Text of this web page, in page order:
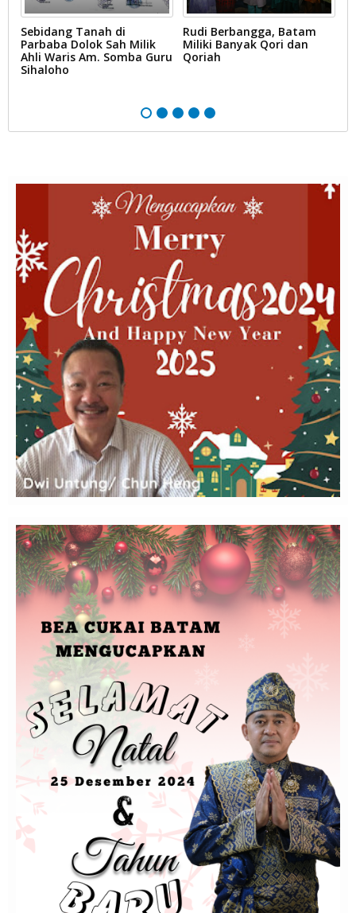
Sebidang Tanah di
Parbaba Dolok Sah Milik
Ahli Waris Am. Somba Guru
Sihaloho
Rudi Berbangga, Batam
Miliki Banyak Qori dan
Qoriah